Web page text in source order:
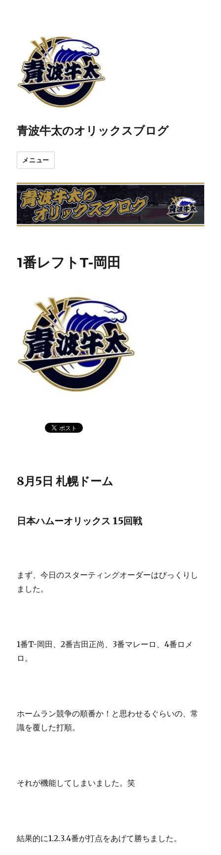
青波牛太のオリックスブログ
メニュー
1番レフトT-岡田
8月5日 札幌ドーム
日本ハムーオリックス 15回戦
まず、今日のスターティングオーダーはびっくりし
ました。
1番T-岡田、2番吉田正尚、3番マレーロ、4番ロメ
ロ。
ホームラン競争の順番か！と思わせるぐらいの、常
識を覆した打順。
それが機能してしまいました。笑
結果的に1.2.3.4番が打点をあげて勝ちました。